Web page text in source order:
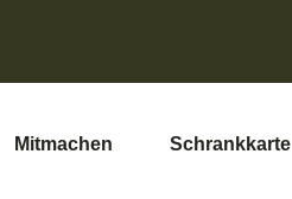
Mitmachen Schrankkarte